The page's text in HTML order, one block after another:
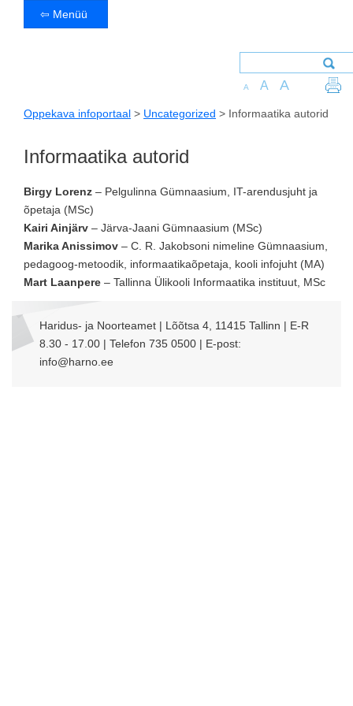
⇦ Menüü
A A A
Oppekava infoportaal > Uncategorized > Informaatika autorid
Informaatika autorid
Birgy Lorenz – Pelgulinna Gümnaasium, IT-arendusjuht ja
õpetaja (MSc)
Kairi Ainjärv – Järva-Jaani Gümnaasium (MSc)
Marika Anissimov – C. R. Jakobsoni nimeline Gümnaasium,
pedagoog-metoodik, informaatikaõpetaja, kooli infojuht (MA)
Mart Laanpere – Tallinna Ülikooli Informaatika instituut, MSc
Haridus- ja Noorteamet | Lõõtsa 4, 11415 Tallinn | E-R
8.30 - 17.00 | Telefon 735 0500 | E-post:
info@harno.ee